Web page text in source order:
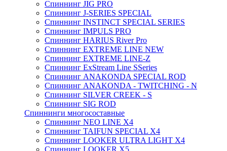
Спиннинг JIG PRO
Спиннинг J-SERIES SPECIAL
Спиннинг INSTINCT SPECIAL SERIES
Спиннинг IMPULS PRO
Спиннинг HARIUS River Pro
Спиннинг EXTREME LINE NEW
Спиннинг EXTREME LINE-Z
Спиннинг ExStream Line SSeries
Спиннинг ANAKONDA SPECIAL ROD
Спиннинг ANAKONDA - TWITCHING - N
Спиннинг SILVER CREEK - S
Спиннинг SIG ROD
Спиннинги многосоставные
Спиннинг NEO LINE X4
Спиннинг TAIFUN SPECIAL X4
Спиннинг LOOKER ULTRA LIGHT X4
Спиннинг LOOKER X5